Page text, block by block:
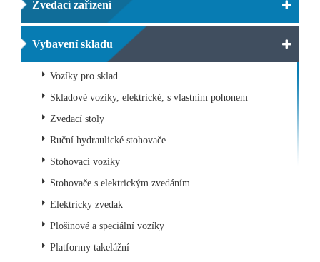
Zvedací zařízení
Vybavení skladu
Vozíky pro sklad
Skladové vozíky, elektrické, s vlastním pohonem
Zvedací stoly
Ruční hydraulické stohovače
Stohovací vozíky
Stohovače s elektrickým zvedáním
Elektricky zvedak
Plošinové a speciální vozíky
Platformy takelážní